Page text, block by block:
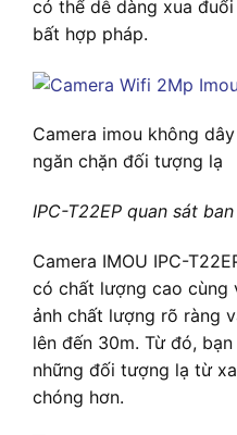
có thể dễ dàng xua
bất hợp pháp.
Camera imou không
ngăn chặn đối tượng lạ
IPC-T22EP quan sát
Camera IMOU IPC-
có chất lượng cao cùng
ảnh chất lượng rõ ràng
lên đến 30m. Từ đó,
những đối tượng lạ từ
chóng hơn.